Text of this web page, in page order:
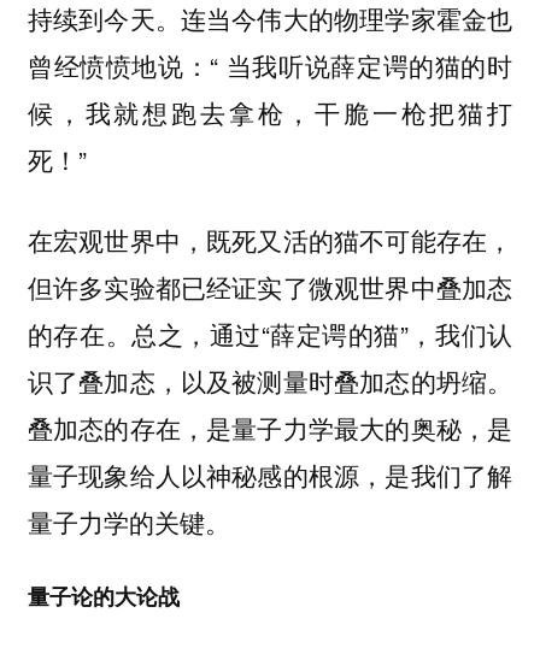
持续到今天。连当今伟大的物理学家霍金也
曾经愤愤地说：“ 当我听说薛定谔的猫的时
候，我就想跑去拿枪，干脆一枪把猫打
死！”
在宏观世界中，既死又活的猫不可能存在，
但许多实验都已经证实了微观世界中叠加态
的存在。总之，通过“薛定谔的猫”，我们认
识了叠加态，以及被测量时叠加态的坍缩。
叠加态的存在，是量子力学最大的奥秘，是
量子现象给人以神秘感的根源，是我们了解
量子力学的关键。
量子论的大论战